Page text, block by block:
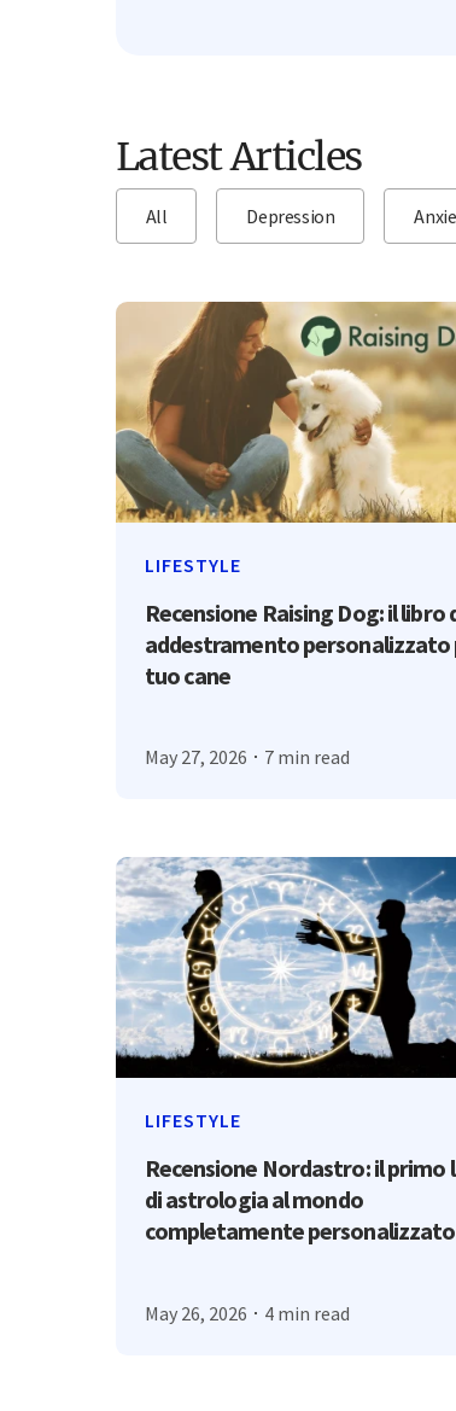
Latest Articles
All Depression
LIFESTYLE
Recensione Raising Dog: il libro
addestramento personalizzato
tuo cane
May 27, 2026 7 min read
LIFESTYLE
Recensione Nordastro: il primo
di astrologia al mondo
completamente personalizzato
May 26, 2026 4 min read